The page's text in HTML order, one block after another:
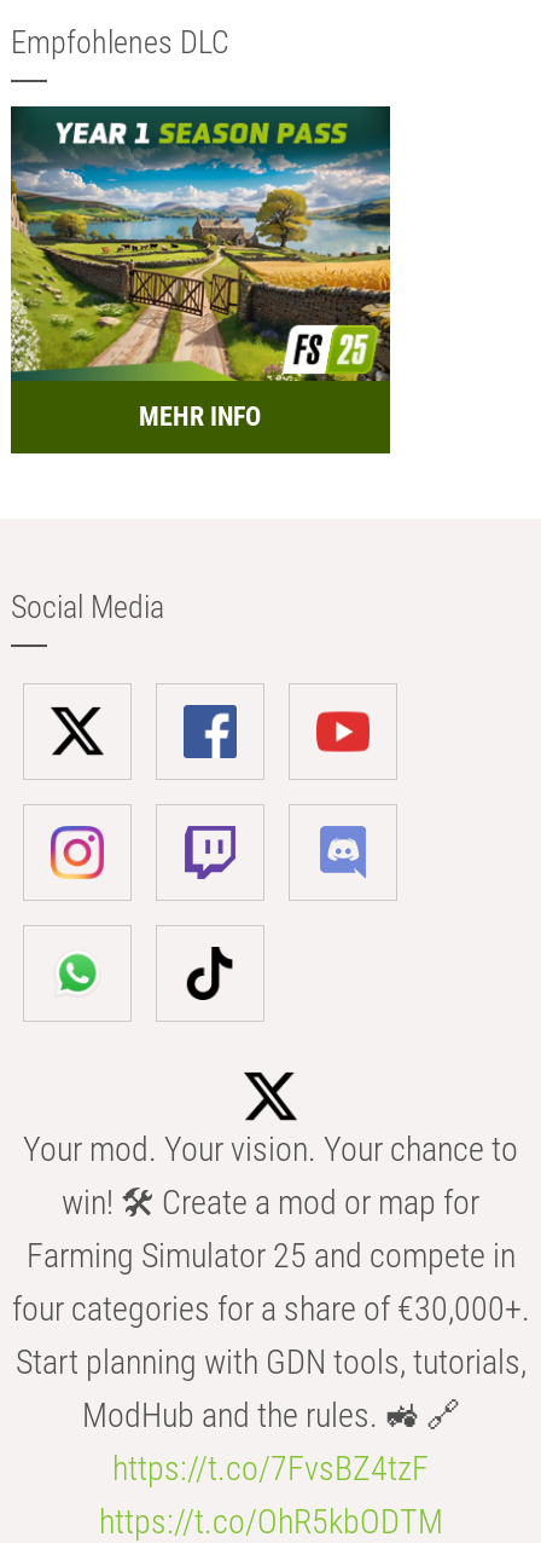
Empfohlenes DLC
MEHR INFO
Social Media
Your mod. Your vision. Your chance to
win! 🛠️ Create a mod or map for
Farming Simulator 25 and compete in
four categories for a share of €30,000+.
Start planning with GDN tools, tutorials,
ModHub and the rules. 🚜 🔗
https://t.co/7FvsBZ4tzF
https://t.co/OhR5kbODTM